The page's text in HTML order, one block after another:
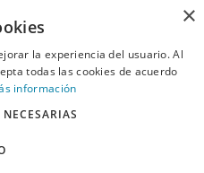
×
la experiencia del usuario. Al
todas las cookies de acuerdo
información